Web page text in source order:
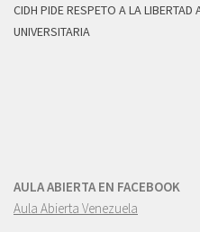
CIDH PIDE RESPETO A LA
UNIVERSITARIA
AULA ABIERTA EN FACEBOOK
Aula Abierta Venezuela